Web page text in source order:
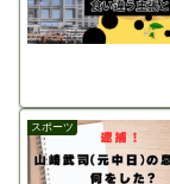
スポーツ